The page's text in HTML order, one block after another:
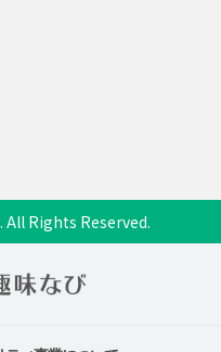
All Rights Reserved.